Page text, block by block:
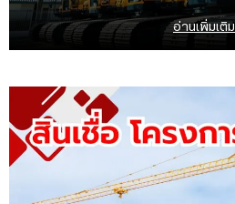
อ่านเพิ่มเติม